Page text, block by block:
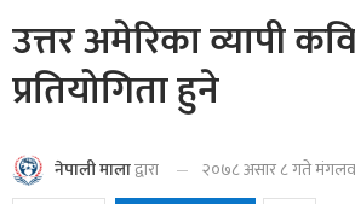
उत्तर अमेरिका व्यापी
प्रतियोगिता हुने
नेपाली मालाद्वारा २०७८ असार ८ गते